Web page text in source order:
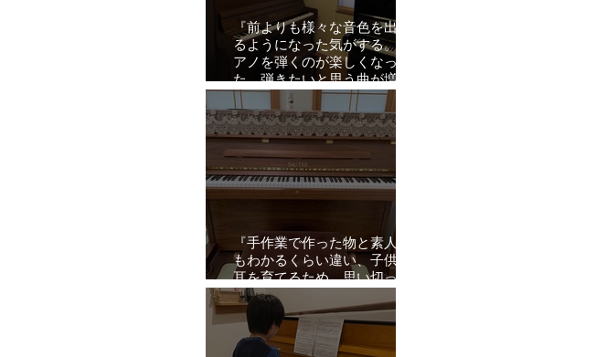
『前よりも様々な音色を出せ
るようになった気がする。ピ
アノを弾くのが楽しくなっ
た。弾きたいと思う曲が増え
た。』オーナーズボイスVol.4
『手作業で作った物と素人で
もわかるくらい違い、子供の
耳を育てるため、思い切って
購入』オーナーズボイスVol.3